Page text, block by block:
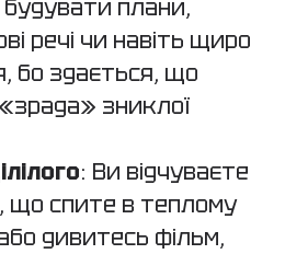
плани,
речі чи навіть щиро
бо здається, що
зниклої
: Ви відчуваєте
що спите в теплому
дивитесь фільм,